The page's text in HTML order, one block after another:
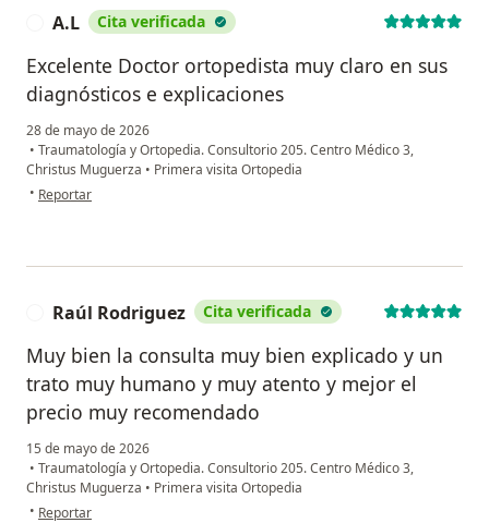
A.L Cita verificada
Excelente Doctor ortopedista muy claro en sus
diagnósticos e explicaciones
28 de mayo de 2026
• Traumatología y Ortopedia. Consultorio 205. Centro Médico 3,
Christus Muguerza • Primera visita Ortopedia
• en opinión del usuario A.L
Reportar
Raúl Rodriguez Cita verificada
Muy bien la consulta muy bien explicado y un
trato muy humano y muy atento y mejor el
precio muy recomendado
15 de mayo de 2026
• Traumatología y Ortopedia. Consultorio 205. Centro Médico 3,
Christus Muguerza • Primera visita Ortopedia
• en opinión del usuario Raúl Rodriguez
Reportar